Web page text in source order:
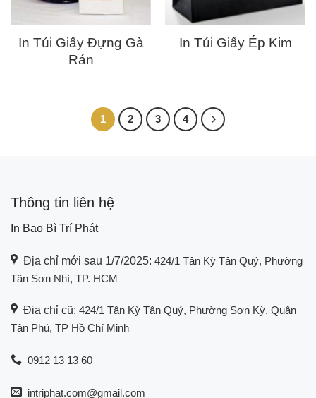
In Túi Giấy Đựng Gà
Rán
In Túi Giấy Ép Kim
1 2 3 4
Thông tin liên hệ
In Bao Bì Trí Phát
Địa chỉ mới sau 1/7/2025: 424/1 Tân Kỳ Tân Quý, Phường
Tân Sơn Nhì, TP. HCM
Địa chỉ cũ: 424/1 Tân Kỳ Tân Quý, Phường Sơn Kỳ, Quận
Tân Phú, TP Hồ Chí Minh
0912 13 13 60
intriphat.com@gmail.com